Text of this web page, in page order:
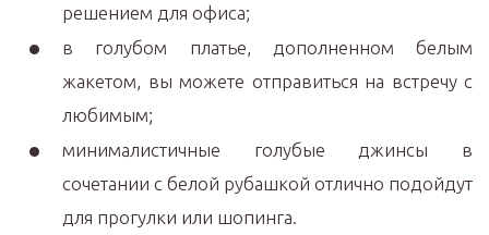
решением для офиса;
в голубом платье, дополненном белым
жакетом, вы можете отправиться на встречу с
любимым;
минималистичные голубые джинсы в
сочетании с белой рубашкой отлично подойдут
для прогулки или шопинга.